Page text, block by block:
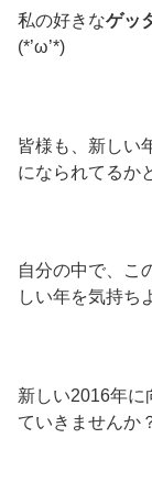
私の好きなゲッ
(*’ω’*)
皆様も、新しい
になられてるか
自分の中で、こ
しい年を気持ち
新しい2016年に
ていきませんか